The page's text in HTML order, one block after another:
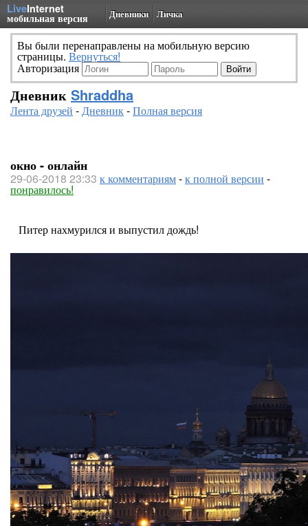
LiveInternet
мобильная версия Дневники Личка
Вы были перенаправлены на мобильную версию
страницы. Вернуться!
Авторизация
Дневник Shraddha
Лента друзей -Дневник-Полная версия
окно - онлайн
29-06-2018 23:33 к комментариям-к полной версии -
понравилось!
Питер нахмурился и выпустил дождь!